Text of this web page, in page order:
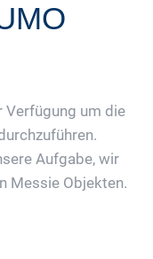
Verfügung um die
Aufgabe, wir
Messie Objekten.